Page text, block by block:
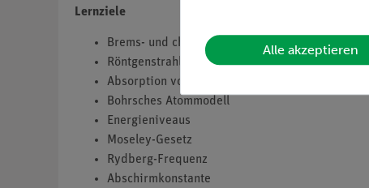
Lernziele
Brems- und charakteristische
Röntgenstrahlung
Absorption von Röntgenstrahlung
Bohrsches Atommodell
Energieniveaus
Moseley-Gesetz
Rydberg-Frequenz
Abschirmkonstante
Alle akzeptieren